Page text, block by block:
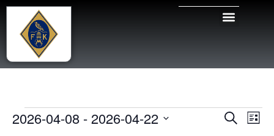
Sök Lista
2026-04-08 - 2026-04-22